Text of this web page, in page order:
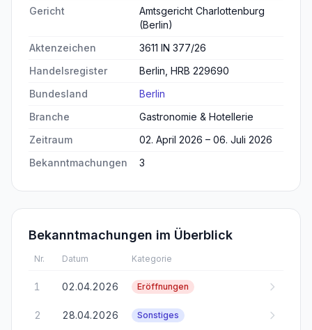
Gericht
Amtsgericht Charlottenburg
(Berlin)
Aktenzeichen
3611 IN 377/26
Handelsregister
Berlin, HRB 229690
Bundesland
Berlin
Branche
Gastronomie & Hotellerie
Zeitraum
02. April 2026 – 06. Juli 2026
Bekanntmachungen
3
Bekanntmachungen im Überblick
Nr. Datum Kategorie
1 02.04.2026 Eröffnungen
2 28.04.2026 Sonstiges